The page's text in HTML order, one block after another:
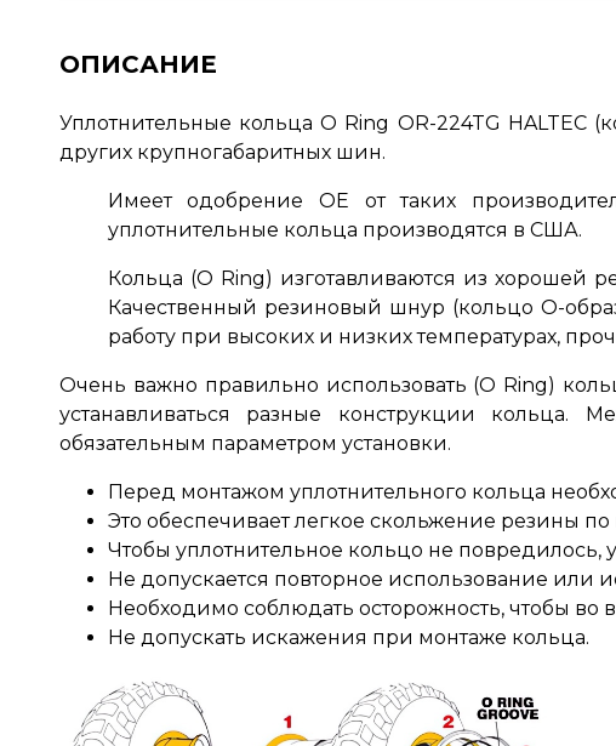
ОПИСАНИЕ
Уплотнительные кольцаO Ring OR-224TG HALTEC
других крупногабаритных шин.
Имеет одобрение OE от таких
уплотнительные кольца производятся в США.
Кольца (O Ring) изготавливаются из хорошей
Качественный резиновый шнур (кольцо О-
работу при высоких и низких температурах,
Очень важно правильно использовать (O Ring)
устанавливаться разные конструкции кольца.
обязательным параметром установки.
Перед монтажом уплотнительного кольца
Это обеспечивает легкое скольжение резины
Чтобы уплотнительное кольцо не повредилось,
Не допускается повторное использование или
Необходимо соблюдать осторожность, чтобы во
Не допускать искажения при монтаже кольца.